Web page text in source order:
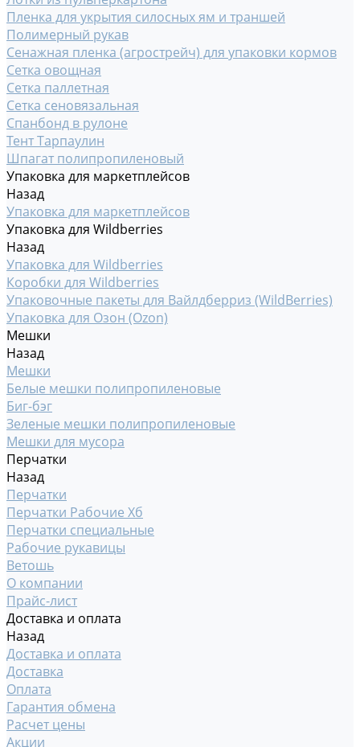
Пленка для укрытия силосных ям и траншей
Полимерный рукав
Сенажная пленка (агрострейч) для упаковки кормов
Сетка овощная
Сетка паллетная
Сетка сеновязальная
Спанбонд в рулоне
Тент Тарпаулин
Шпагат полипропиленовый
Упаковка для маркетплейсов
Назад
Упаковка для маркетплейсов
Упаковка для Wildberries
Назад
Упаковка для Wildberries
Коробки для Wildberries
Упаковочные пакеты для Вайлдберриз (WildBerries)
Упаковка для Озон (Ozon)
Мешки
Назад
Мешки
Белые мешки полипропиленовые
Биг-бэг
Зеленые мешки полипропиленовые
Мешки для мусора
Перчатки
Назад
Перчатки
Перчатки Рабочие Хб
Перчатки специальные
Рабочие рукавицы
Ветошь
О компании
Прайс-лист
Доставка и оплата
Назад
Доставка и оплата
Доставка
Оплата
Гарантия обмена
Расчет цены
Акции